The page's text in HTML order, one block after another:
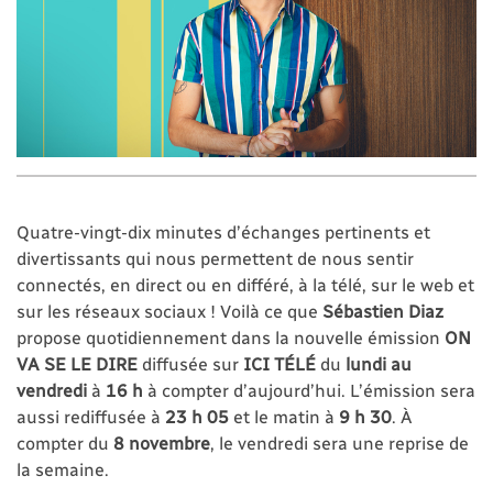
Quatre-vingt-dix minutes d’échanges pertinents et
divertissants qui nous permettent de nous sentir
connectés, en direct ou en différé, à la télé, sur le web et
sur les réseaux sociaux ! Voilà ce que Sébastien Diaz
propose quotidiennement dans la nouvelle émission ON
VA SE LE DIRE diffusée sur ICI TÉLÉ du lundi au
vendredi à 16 h à compter d’aujourd’hui. L’émission sera
aussi rediffusée à 23 h 05 et le matin à 9 h 30. À
compter du 8 novembre, le vendredi sera une reprise de
la semaine.